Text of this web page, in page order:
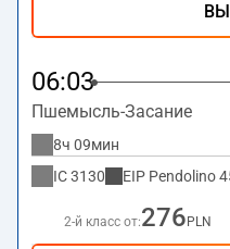
06:03
Пшемысль-Засание
8ч 09мин
IC3130 EIP Pendolino
2-й класс от:276 PLN